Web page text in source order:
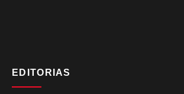
EDITORIAS